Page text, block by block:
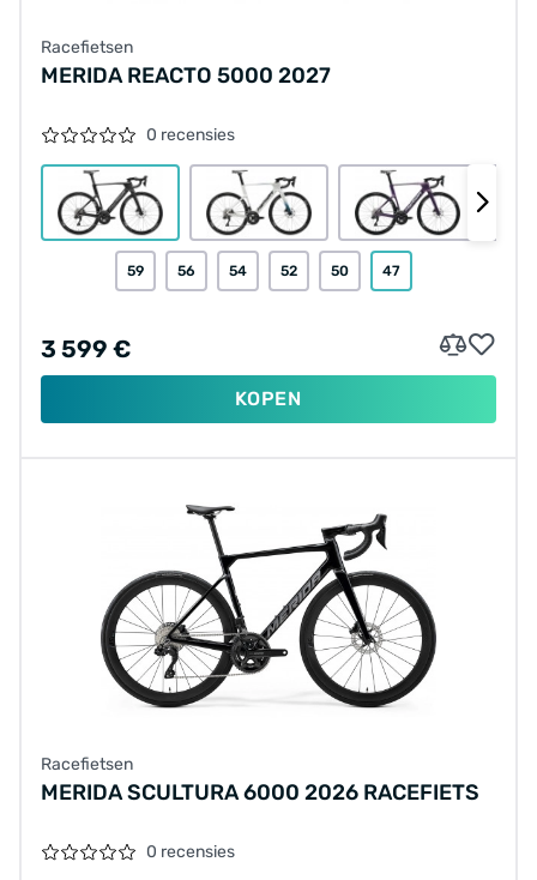
Racefietsen
MERIDA REACTO 5000 2027
0 recensies
59 56 54 52 50 47
3 599 €
KOPEN
Racefietsen
MERIDA SCULTURA 6000 2026 RACEFIETS
0 recensies